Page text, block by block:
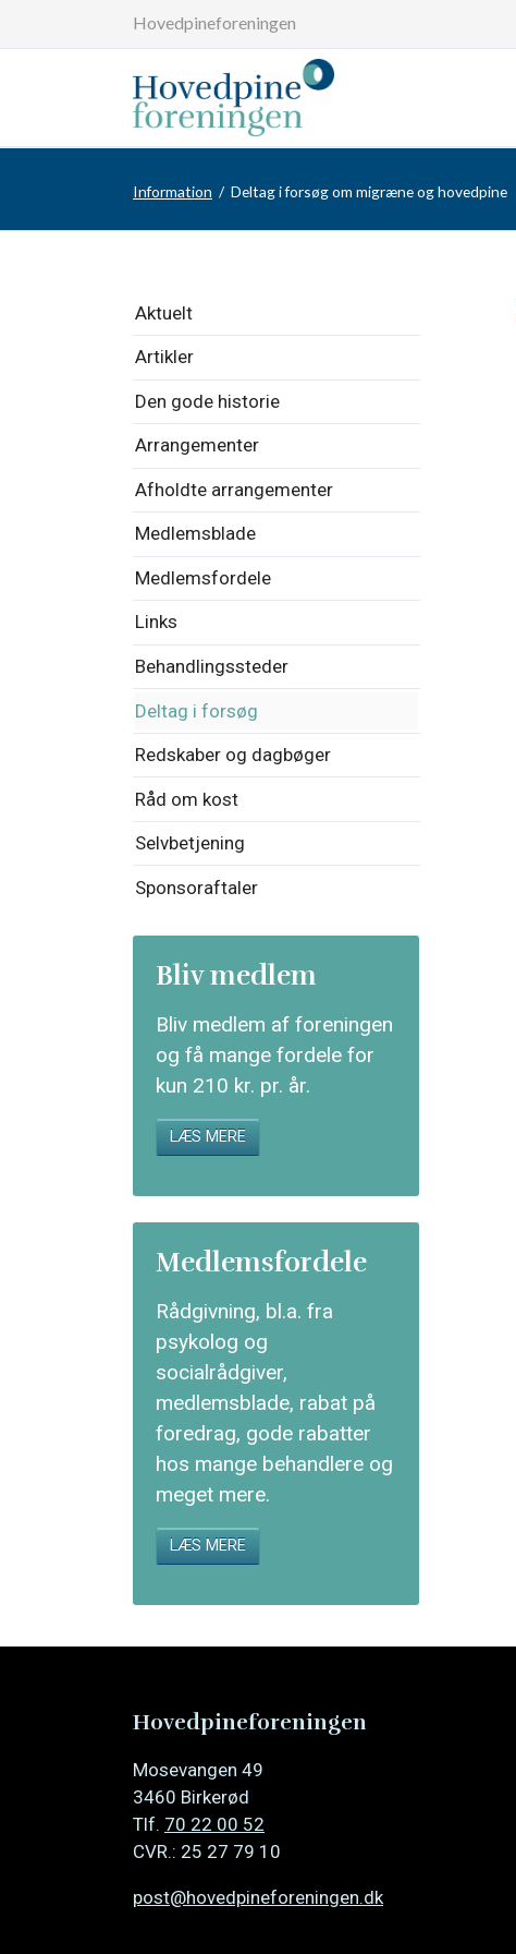
Hovedpineforeningen
Information Deltag i forsøg om migræne og hovedpine
Overspring
navigationen
Aktuelt
Artikler
Den gode historie
Arrangementer
Afholdte arrangementer
Medlemsblade
Medlemsfordele
Links
Behandlingssteder
Deltag i forsøg
Redskaber og dagbøger
Råd om kost
Selvbetjening
Sponsoraftaler
Bliv medlem
Bliv medlem af foreningen
og få mange fordele for
kun 210 kr. pr. år.
LÆS MERE
Medlemsfordele
Rådgivning, bl.a. fra
psykolog og
socialrådgiver,
medlemsblade, rabat på
foredrag, gode rabatter
hos mange behandlere og
meget mere.
LÆS MERE
Hovedpineforeningen
Mosevangen 49
3460 Birkerød
Tlf. 70 22 00 52
CVR.: 25 27 79 10
post@hovedpineforeningen.dk